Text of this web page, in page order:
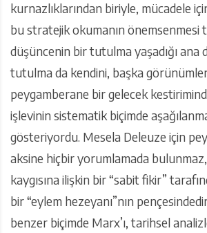
kurnazlıklarından biriyle, mücadele
bu stratejik okumanın önemsenmesi
düşüncenin bir tutulma yaşadığı ana
tutulma da kendini, başka
peygamberane bir gelecek
işlevinin sistematik biçimde
gösteriyordu. Mesela Deleuze için
aksine hiçbir yorumlamada
kaygısına ilişkin bir “sabit fikir”
bir “eylem hezeyanı”nın
benzer biçimde Marx’ı, tarihsel